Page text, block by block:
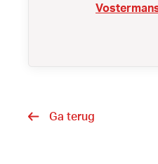
Ga terug